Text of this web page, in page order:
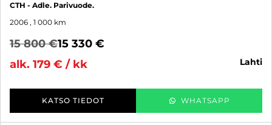
CTH - Adle. Parivuode.
2006 , 1 000 km
15 800 €15 330 €
alk. 179 € / kk
lahti
KATSO TIEDOT WHATSAPP